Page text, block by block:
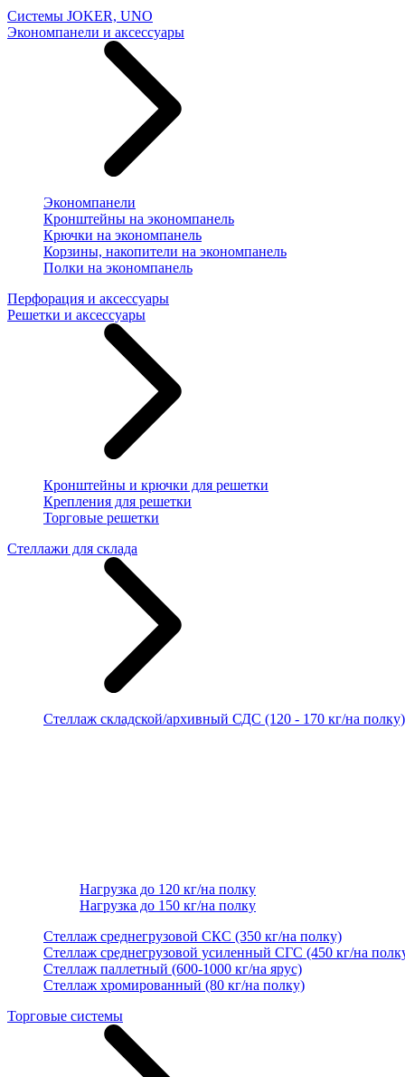
Системы JOKER, UNO
Экономпанели и аксессуары
Экономпанели
Кронштейны на экономпанель
Крючки на экономпанель
Корзины, накопители на экономпанель
Полки на экономпанель
Перфорация и аксессуары
Решетки и аксессуары
Кронштейны и крючки для решетки
Крепления для решетки
Торговые решетки
Стеллажи для склада
Стеллаж складской/архивный СДС (120 - 170 кг/на полку)
Нагрузка до 120 кг/на полку
Нагрузка до 150 кг/на полку
Стеллаж среднегрузовой СКС (350 кг/на полку)
Стеллаж среднегрузовой усиленный СГС (450 кг/на
Стеллаж паллетный (600-1000 кг/на ярус)
Стеллаж хромированный (80 кг/на полку)
Торговые системы